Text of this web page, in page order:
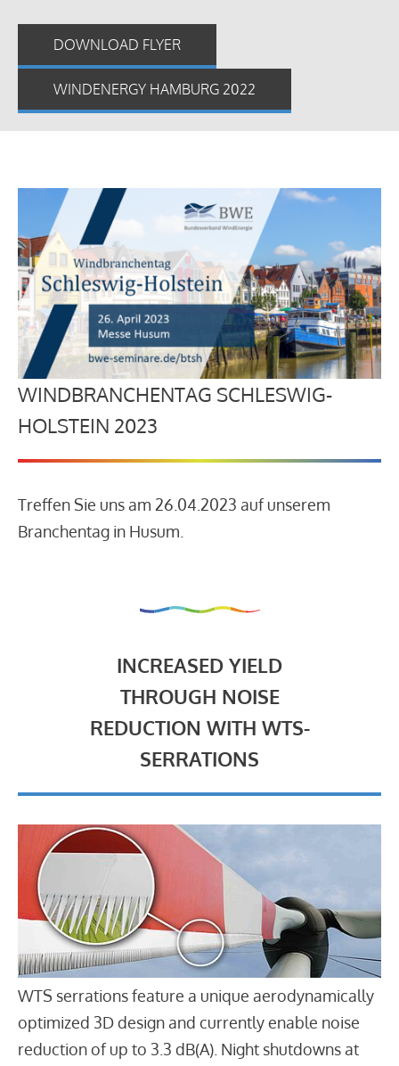
DOWNLOAD FLYER
WINDENERGY HAMBURG 2022
WINDBRANCHENTAG SCHLESWIG-
HOLSTEIN 2023
Treffen Sie uns am 26.04.2023 auf unserem
Branchentag in Husum.
INCREASED YIELD
THROUGH NOISE
REDUCTION WITH WTS-
SERRATIONS
WTS serrations feature a unique aerodynamically
optimized 3D design and currently enable noise
reduction of up to 3.3 dB(A). Night shutdowns at